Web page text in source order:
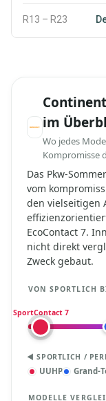
R13 – R23
im
Wo jedes
Kompromisse
Das Pkw-
vom
den vielseitigen
EcoContact 7.
nicht direkt
Zweck gebaut.
VON SPORTLICH
SportContact 7
◀ SPORTLICH /
UUHP Grand-
MODELLE